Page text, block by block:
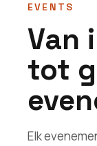
EVENTS
Van
tot
Elk